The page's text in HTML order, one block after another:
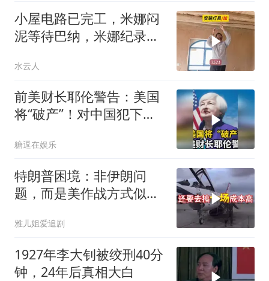
小屋电路已完工，米娜闷
泥等待巴纳，米娜纪录片
水云人
前美财长耶伦警告：美国
将“破产”！对中国犯下两
糖逗在娱乐
特朗普困境：非伊朗问
题，而是美作战方式似苏
雅儿姐爱追剧
1927年李大钊被绞刑40分
钟，24年后真相大白